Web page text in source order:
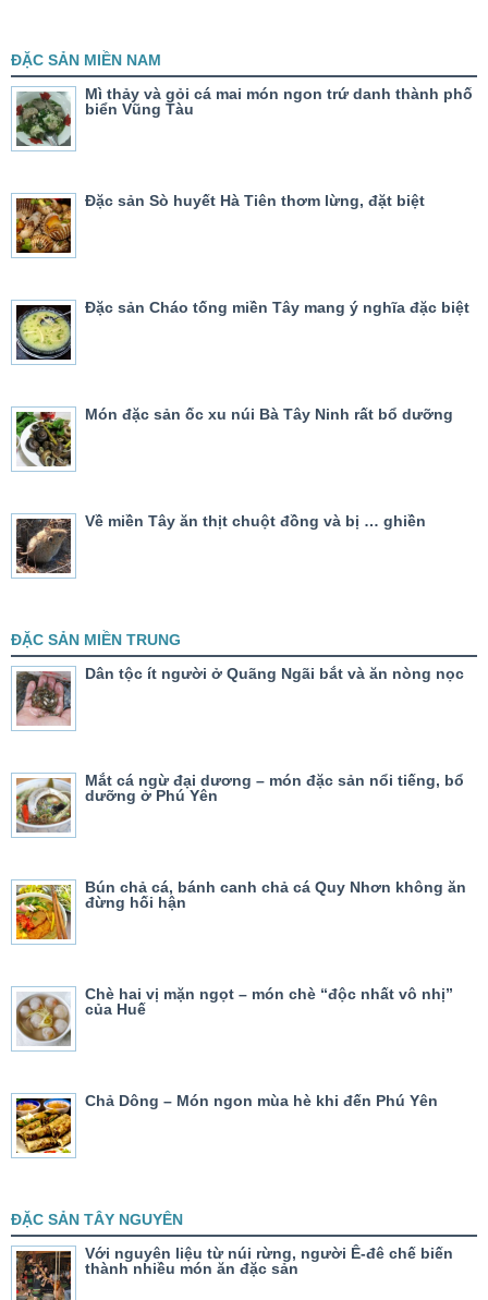
ĐẶC SẢN MIỀN NAM
Mì thảy và gỏi cá mai món ngon trứ danh thành phố
biển Vũng Tàu
Đặc sản Sò huyết Hà Tiên thơm lừng, đặt biệt
Đặc sản Cháo tống miền Tây mang ý nghĩa đặc biệt
Món đặc sản ốc xu núi Bà Tây Ninh rất bổ dưỡng
Về miền Tây ăn thịt chuột đồng và bị … ghiền
ĐẶC SẢN MIỀN TRUNG
Dân tộc ít người ở Quãng Ngãi bắt và ăn nòng nọc
Mắt cá ngừ đại dương – món đặc sản nổi tiếng, bổ
dưỡng ở Phú Yên
Bún chả cá, bánh canh chả cá Quy Nhơn không ăn
đừng hối hận
Chè hai vị mặn ngọt – món chè “độc nhất vô nhị”
của Huế
Chả Dông – Món ngon mùa hè khi đến Phú Yên
ĐẶC SẢN TÂY NGUYÊN
Với nguyên liệu từ núi rừng, người Ê-đê chế biến
thành nhiều món ăn đặc sản